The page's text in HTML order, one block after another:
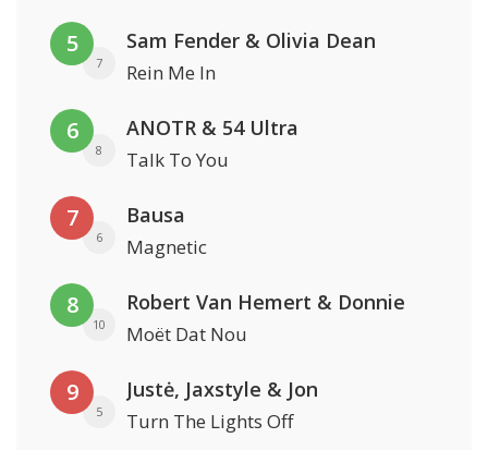
5
7
Sam Fender & Olivia Dean
Rein Me In
6
8
ANOTR & 54 Ultra
Talk To You
7
6
Bausa
Magnetic
8
10
Robert Van Hemert & Donnie
Moët Dat Nou
9
5
Justė, Jaxstyle & Jon
Turn The Lights Off